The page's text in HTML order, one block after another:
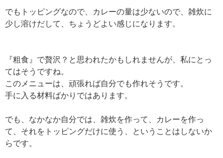
でもトッピングなので、カレーの量は少ないので、雑炊に
少し溶けだして、ちょうどよい感じになります。
『粗食』で贅沢？と思われたかもしれませんが、私にとっ
てはそうですね。
このメニューは、頑張れば自分でも作れそうです。
手に入る材料ばかりではあります。
でも、なかなか自分では、雑炊を作って、カレーを作っ
て、それをトッピングだけに使う、ということはしないか
らです。